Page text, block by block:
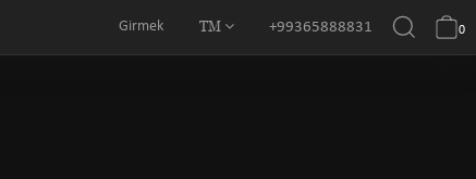
Girmek TM +99365888831 0